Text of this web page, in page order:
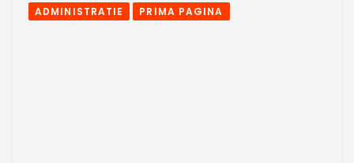
ADMINISTRATIE PRIMA PAGINA